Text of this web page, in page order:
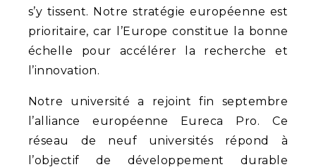
s’y tissent. Notre stratégie européenne est
prioritaire, car l’Europe constitue la bonne
échelle pour accélérer la recherche et
l’innovation.
Notre université a rejoint fin septembre
l’alliance européenne Eureca Pro. Ce
réseau de neuf universités répond à
l’objectif de développement durable